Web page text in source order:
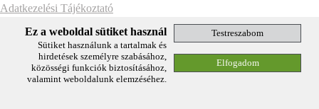
Adatkezelési Tájékoztató
Ez a weboldal sütiket használ
Sütiket használunk a tartalmak és
hirdetések személyre szabásához,
közösségi funkciók biztosításához,
valamint weboldalunk elemzéséhez.